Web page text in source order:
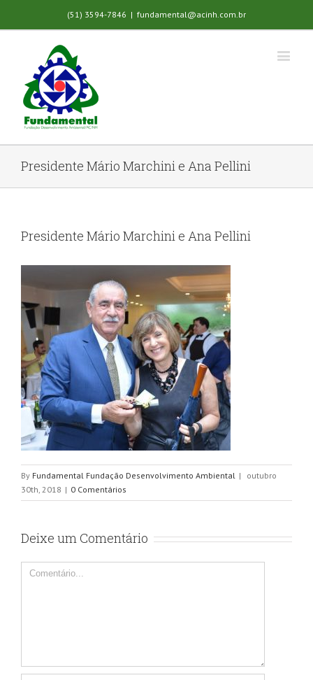
(51) 3594-7846 | fundamental@acinh.com.br
Presidente Mário Marchini e Ana Pellini
Presidente Mário Marchini e Ana Pellini
By Fundamental Fundação Desenvolvimento Ambiental |
outubro
30th, 2018 | 0 Comentários
Deixe um Comentário
Comentário